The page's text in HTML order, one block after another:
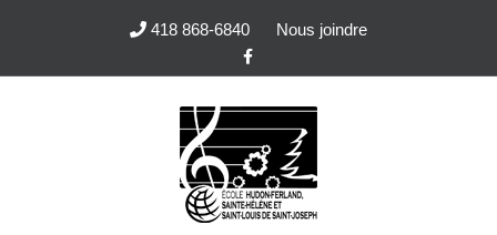
418 868-6840
Nous joindre
Facebook